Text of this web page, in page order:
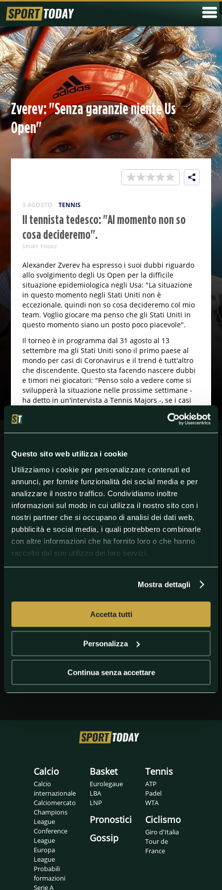
Questo sito web utilizza i cookie
Utilizziamo i cookie per personalizzare contenuti ed
annunci, per fornire funzionalità dei social media e per
analizzare il nostro traffico. Condividiamo inoltre
informazioni sul modo in cui utilizza il nostro sito con i
nostri partner che si occupano di analisi dei dati web,
pubblicità e social media, i quali potrebbero combinarle
con altre informazioni che ha fornito loro o che hanno
raccolto dal suo utilizzo dei loro servizi.
Mostra dettagli
Accetta tutti
Personalizza
Continua senza accettare
Zverev: "Senza garanzie niente Us
Open"
3 AGOSTO TENNIS
Il tennista tedesco: "Al momento non so
cosa decideremo".
SPORT TODAY
Alexander Zverev ha espresso i suoi dubbi riguardo
allo svolgimento degli Us Open per la difficile
situazione epidemiologica negli Usa: "La situazione
in questo momento negli Stati Uniti non è
eccezionale, quindi non so cosa decideremo col mio
team. Voglio giocare ma penso che gli Stati Uniti in
questo momento siano un posto poco piacevole".
Il torneo è in programma dal 31 agosto al 13
settembre ma gli Stati Uniti sono il primo paese al
mondo per casi di Coronavirus e il trend è tutt'altro
che discendente. Questo sta facendo nascere dubbi
e timori nei giocatori: "Penso solo a vedere come si
svilupperà la situazione nelle prossime settimane -
ha detto in un'intervista a Tennis Majors -, se i casi
fatto in sicurezza. Potrei non andare se non mi sento
hanno a che fare con me, sono un po' piu' grandi e
#AlexanderZverev #Tennis
Calcio
Calcio
internazionale
Calciomercato
Champions
League
Conference
League
Europa
League
Probabili
formazioni
Serie A
Basket
Eurolegaue
LBA
LNP
Pronostici
Gossip
Tennis
ATP
Padel
WTA
Ciclismo
Giro d'Italia
Tour de
France